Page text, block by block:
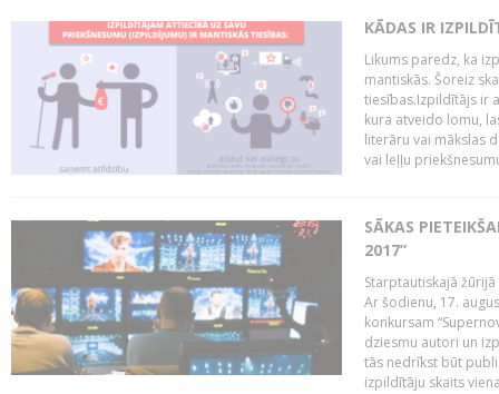
KĀDAS IR
Likums paredz, ka
mantiskās. Šoreiz
tiesības.Izpildītājs ir
kura atveido lomu,
literāru vai mākslas
vai leļļu
SĀKAS
2017”
Starptautiskajā
Ar šodienu, 17.
konkursam
dziesmu autori un
tās nedrīkst būt
izpildītāju skaits